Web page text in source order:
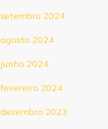
setembro 2024
agosto 2024
junho 2024
fevereiro 2024
dezembro 2023